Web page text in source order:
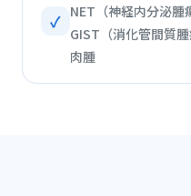
✓ NET（神経内分泌腫
GIST（消化管間質腫
肉腫